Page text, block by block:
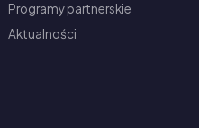
Programy partnerskie
Aktualności